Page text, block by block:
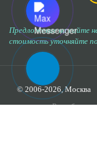
Предложение на сайте
стоимость уточняйте
© 2006-2026,Москва
Разработка